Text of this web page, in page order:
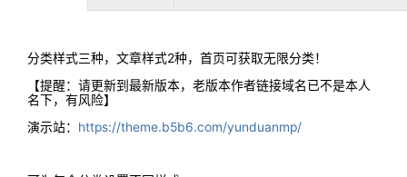
分类样式三种，文章样式2种，首页可获取无限分类！
【提醒：请更新到最新版本，老版本作者链接域名已不是本人
名下，有风险】
演示站： https://theme.b5b6.com/yunduanmp/